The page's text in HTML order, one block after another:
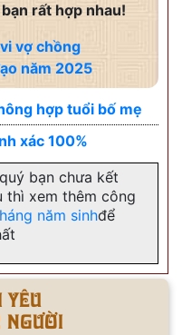
rất hợp nhau!
vợ chồng
năm 2025
hợp tuổi bố mẹ
xác 100%
bạn chưa kết
thì xem thêm công
năm sinhđể
yêu
người